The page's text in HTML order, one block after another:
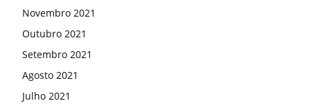
Novembro 2021
Outubro 2021
Setembro 2021
Agosto 2021
Julho 2021